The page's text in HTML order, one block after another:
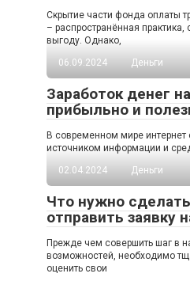
Скрытие части фонда оплаты
– распространённая
выгоду. Однако,
06.09.2024
Деньги
Заработок денег
прибыльно и
В современном мире интернет
источником информации и
02.04.2024
Деньги
Что нужно
отправить заявку
Прежде чем совершить шаг в
возможностей, необходимо
оценить свои